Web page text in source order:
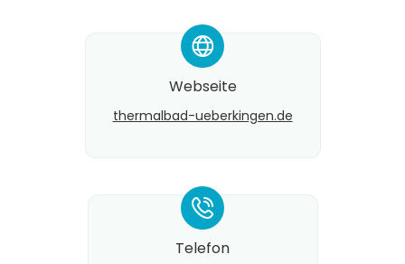
*
Webseite
thermalbad-ueberkingen.de
*
Telefon